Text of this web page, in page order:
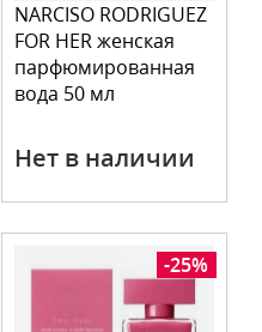
NARCISO RODRIGUEZ
FOR HER женская
парфюмированная
вода 50 мл
Нет в наличии
-25%